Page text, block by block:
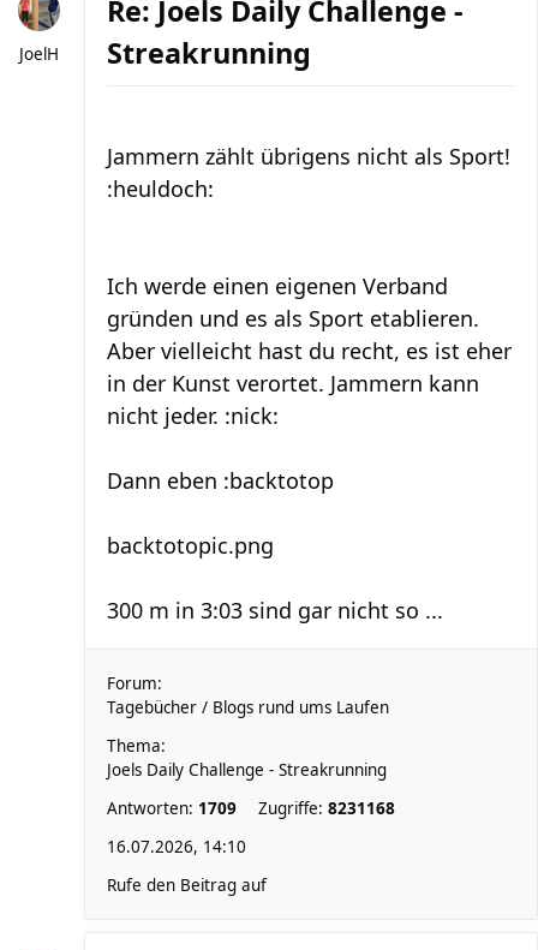
JoelH
Re: Joels Daily Challenge -
Streakrunning
Jammern zählt übrigens nicht als Sport!
:heuldoch:
Ich werde einen eigenen Verband
gründen und es als Sport etablieren.
Aber vielleicht hast du recht, es ist eher
in der Kunst verortet. Jammern kann
nicht jeder. :nick:
Dann eben :backtotop
backtotopic.png
300 m in 3:03 sind gar nicht so ...
Forum:
Tagebücher / Blogs rund ums Laufen
Thema:
Joels Daily Challenge - Streakrunning
Antworten: 1709 Zugriffe: 8231168
16.07.2026, 14:10
Rufe den Beitrag auf